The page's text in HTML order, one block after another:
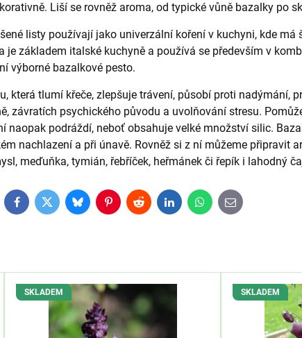
Liší se rovněž aroma, od typické vůně bazalky po
listy používají jako univerzální koření v kuchyni, kde
je základem italské kuchyně a používá se především v
výborné bazalkové pesto.
která tlumí křeče, zlepšuje trávení, působí proti nadýmání,
závratích psychického původu a uvolňování stresu.
naopak podráždí, neboť obsahuje velké množství silic.
nachlazení a při únavě. Rovněž si z ní můžeme připravit
meďuňka, tymián, řebříček, heřmánek či řepík i lahodný
FacebookTwitterBlueskyPinterestRedditLinkedInWhatsApp
E-
mail
SKLADEM SKLADEM